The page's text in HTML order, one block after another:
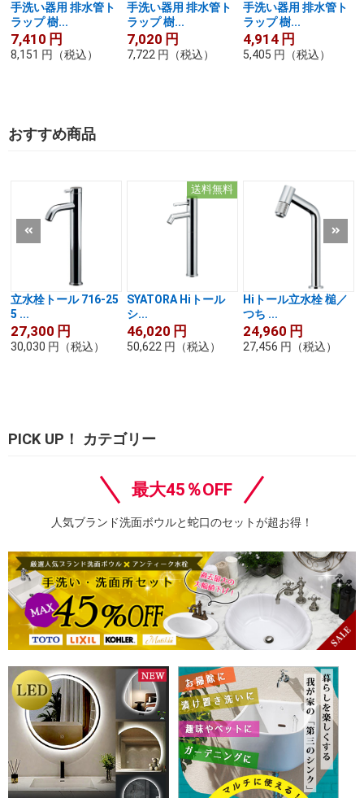
手洗い器用 排水管ト
ラップ 樹...
7,410 円
8,151 円 （税込）
手洗い器用 排水管ト
ラップ 樹...
7,020 円
7,722 円 （税込）
手洗い器用 排水管ト
ラップ 樹...
4,914 円
5,405 円 （税込）
おすすめ商品
立水栓トール 716-25
5 ...
27,300 円
30,030 円 （税込）
送料無料
SYATORA Hiトール
シ...
46,020 円
50,622 円 （税込）
Hiトール立水栓 槌／
つち ...
24,960 円
27,456 円 （税込）
PICK UP！ カテゴリー
最大45％OFF
人気ブランド洗面ボウルと蛇口のセットが超お得！